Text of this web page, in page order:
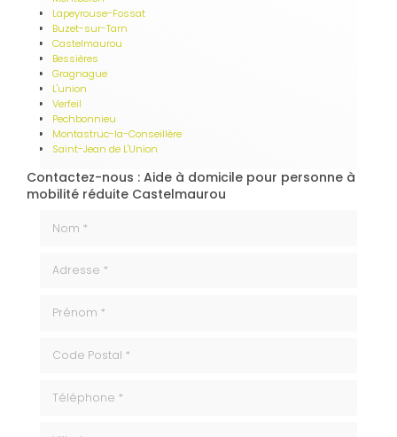
Lapeyrouse-Fossat
Buzet-sur-Tarn
Castelmaurou
Bessières
Gragnague
L'union
Verfeil
Pechbonnieu
Montastruc-la-Conseillère
Saint-Jean de L'Union
Contactez-nous : Aide à domicile pour personne à
mobilité réduite Castelmaurou